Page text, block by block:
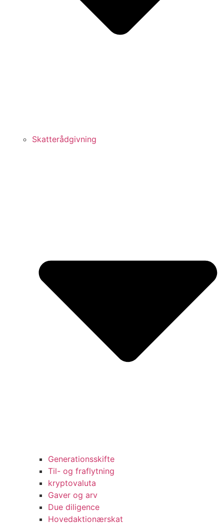
Skatterådgivning
Generationsskifte
Til- og fraflytning
kryptovaluta
Gaver og arv
Due diligence
Hovedaktionærskat